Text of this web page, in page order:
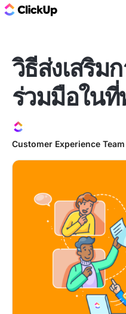
วิธีส่งเสริม
ร่วมมือใน
Customer Experience Team